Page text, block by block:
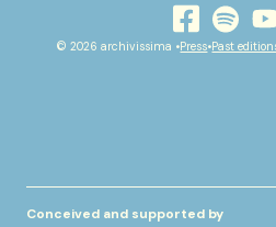
facebook
spotify
© 2026 archivissima •Press•Past
Conceived and supported by